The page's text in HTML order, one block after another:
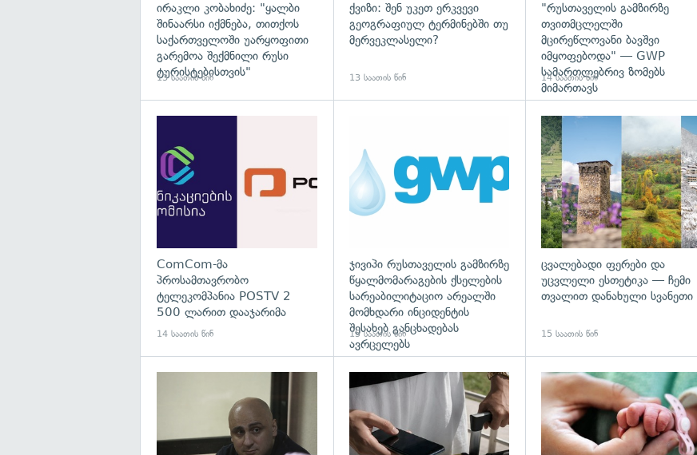
ირაკლი კობახიძე: "ყალბი
შინაარსი იქმნება, თითქოს
საქართველოში უარყოფითი
გარემოა შექმნილი რუსი
ტურისტებისთვის"
13 საათის წინ
ქვიზი: შენ უკეთ ერკვევი
გეოგრაფიულ ტერმინებში თუ
მერვეკლასელი?
13 საათის წინ
"რუსთაველის გამზირზე
თვითმცლელში
მცირეწლოვანი ბავშვი
იმყოფებოდა" — GWP
სამართლებრივ ზომებს
მიმართავს
14 საათის წინ
ComCom-მა
პროსამთავრობო
ტელეკომპანია POSTV 2
500 ლარით დააჯარიმა
14 საათის წინ
ჯივიპი რუსთაველის გამზირზე
წყალმომარაგების ქსელების
სარეაბილიტაციო არეალში
მომხდარი ინციდენტის
შესახებ განცხადებას
ავრცელებს
15 საათის წინ
ცვალებადი ფერები და
უცვლელი ესთეტიკა — ჩემი
თვალით დანახული სვანეთი
15 საათის წინ
გადახედვა